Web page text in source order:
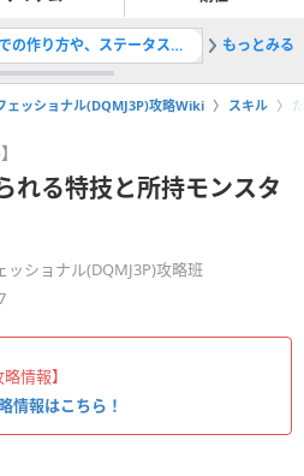
魔戦神ゼメルギアスの配合での作り方や、ステータスのまとめ 2ぐんた
もっとみる
ェッショナル(DQMJ3P)攻略Wiki スキル
れる特技と所持モンスタ
ッショナル(DQMJ3P)攻略班
情報】
情報はこちら！